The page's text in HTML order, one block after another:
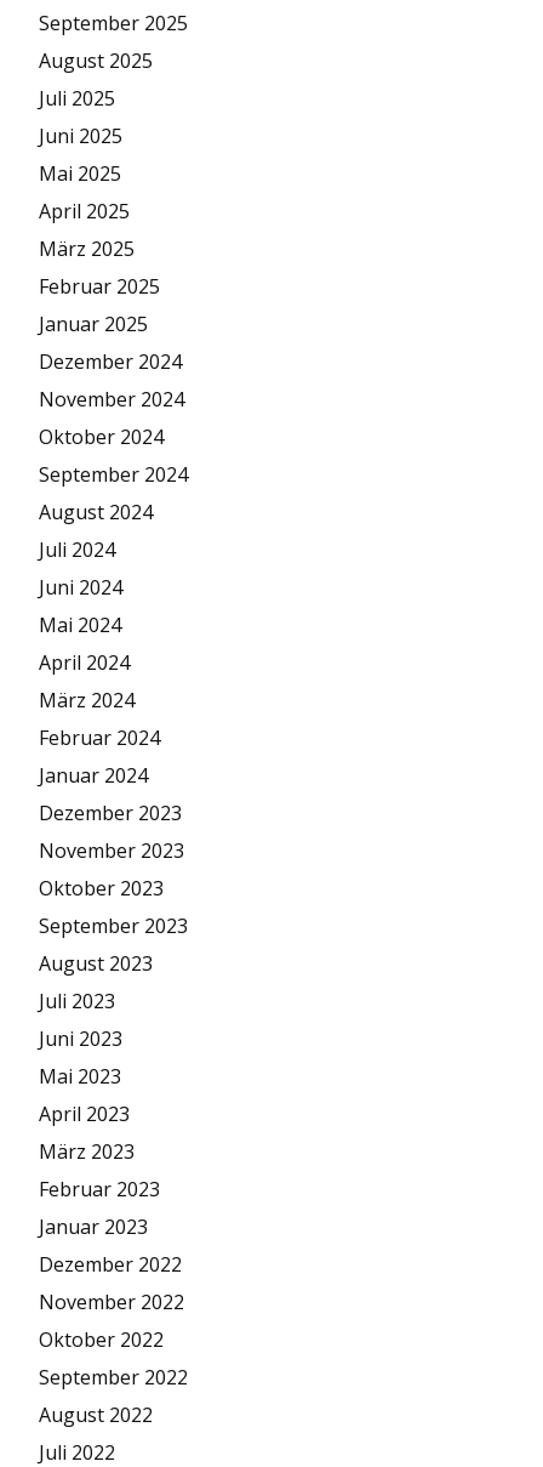
September 2025
August 2025
Juli 2025
Juni 2025
Mai 2025
April 2025
März 2025
Februar 2025
Januar 2025
Dezember 2024
November 2024
Oktober 2024
September 2024
August 2024
Juli 2024
Juni 2024
Mai 2024
April 2024
März 2024
Februar 2024
Januar 2024
Dezember 2023
November 2023
Oktober 2023
September 2023
August 2023
Juli 2023
Juni 2023
Mai 2023
April 2023
März 2023
Februar 2023
Januar 2023
Dezember 2022
November 2022
Oktober 2022
September 2022
August 2022
Juli 2022